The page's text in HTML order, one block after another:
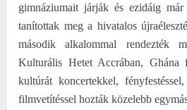
gimnáziumait járják és ezidáig
tanítottak meg a hivatalos
második alkalommal rendezték
Kulturális Hetet Accrában, Ghána
kultúrát koncertekkel,
filmvetítéssel hozták közelebb